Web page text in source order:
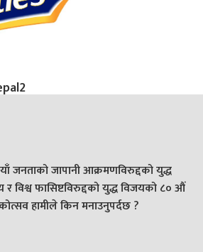
जनताको जापानी आक्रमणविरुद्दको युद्ध
र विश्व फासिष्टविरुद्दको युद्ध विजयको ८० औं
हामीले किन मनाउनुपर्दछ ?